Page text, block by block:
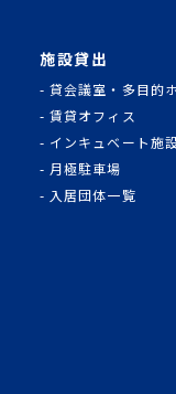
施設貸出
貸会議室・多目的
賃貸オフィス
インキュベート施
月極駐車場
入居団体一覧